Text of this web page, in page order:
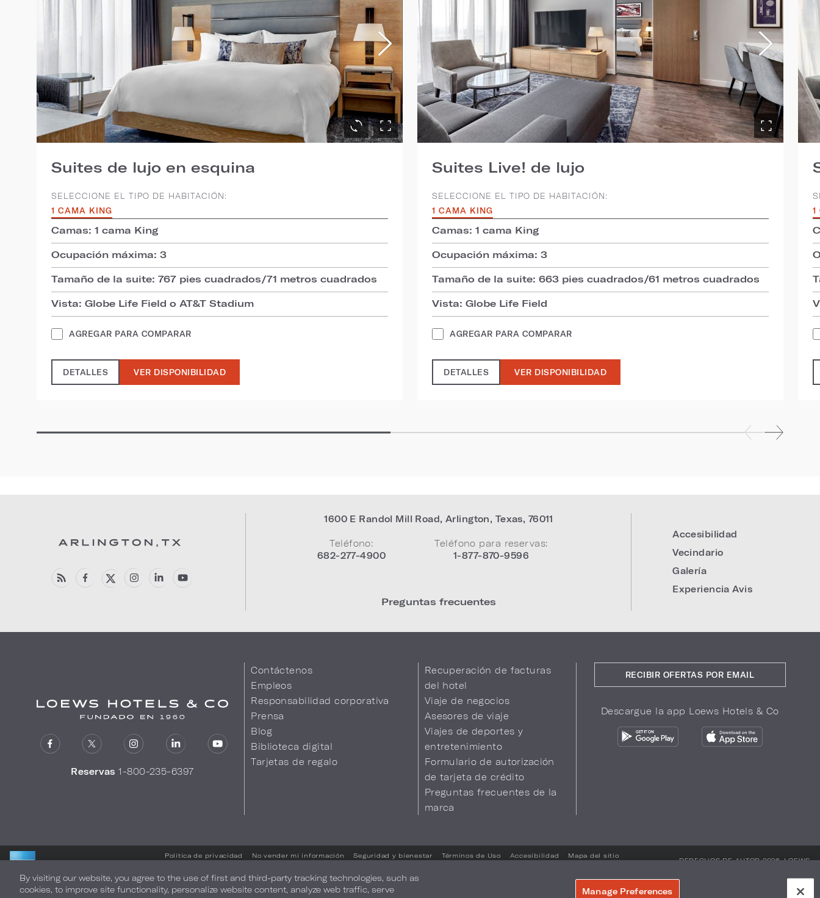
Suites de lujo en esquina
SELECCIONE EL TIPO DE HABITACIÓN:
1 CAMA KING
Camas: 1 cama King
Ocupación máxima: 3
Tamaño de la suite: 767 pies cuadrados/71 metros cuadrados
Vista: Globe Life Field o AT&T Stadium
AGREGAR PARA COMPARAR
DETALLES VER DISPONIBILIDAD
Suites Live! de lujo
SELECCIONE EL TIPO DE HABITACIÓN:
1 CAMA KING
Camas: 1 cama King
Ocupación máxima: 3
Tamaño de la suite: 663 pies cuadrados/61 metros cuadrados
Vista: Globe Life Field
AGREGAR PARA COMPARAR
DETALLES VER DISPONIBILIDAD
1
1600 E Randol Mill Road, Arlington, Texas, 76011
Teléfono:
682-277-4900
Teléfono para reservas:
1-877-870-9596
Preguntas frecuentes
Accesibilidad
Vecindario
Galería
Experiencia Avis
Reservas 1-800-235-6397
Contáctenos
Empleos
Responsabilidad corporativa
Prensa
Blog
Biblioteca digital
Tarjetas de regalo
Recuperación de facturas
del hotel
Viaje de negocios
Asesores de viaje
Viajes de deportes y
entretenimiento
Formulario de autorización
de tarjeta de crédito
Preguntas frecuentes de la
marca
RECIBIR OFERTAS POR EMAIL
Descargue la app Loews Hotels & Co
LOEWS HOTELS & CO
LE DA UNA CORDIAL BIENVENIDA
Política de privacidad No vender mi información Seguridad y bienestar Términos de Uso Accesibilidad Mapa del sitio
Sus opciones de privacidad
DERECHOS DE AUTOR 2026.LOEWS
By visiting our website, you agree to the use of first and third-party tracking technologies, such as
cookies, to improve site functionality, personalize website content, analyze web traffic, serve
Manage Preferences